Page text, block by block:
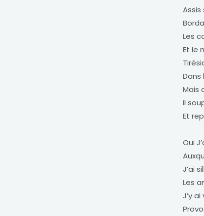
Assis
Les
Et le
Dans
Mais
Il
Et
Oui
J’ai
Les
J’y